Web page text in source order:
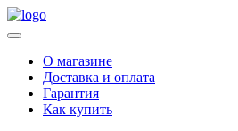
О магазине
Доставка и оплата
Гарантия
Как купить